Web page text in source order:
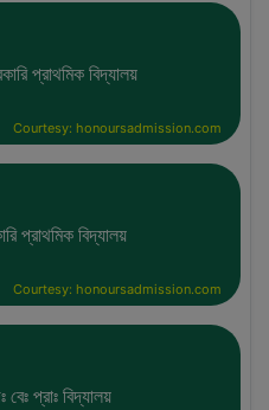
প্রাথমিক বিদ্যালয়
Courtesy: honoursadmission.com
প্রাথমিক বিদ্যালয়
Courtesy: honoursadmission.com
প্রাঃ বিদ্যালয়